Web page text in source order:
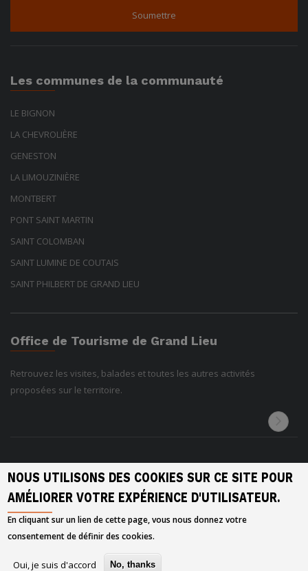
Les communes de la communauté
LE BIGNON
LA CHEVROLIÈRE
GENESTON
LA LIMOUZINIÈRE
MONTBERT
PONT SAINT MARTIN
SAINT COLOMBAN
SAINT LUMINE DE COUTAIS
SAINT PHILBERT DE GRAND LIEU
Office de Tourisme de Grand Lieu
Retrouvez les visites, balades et toutes les autres activités
proposées sur le territoire.
Inaccessible
2026 © Grand Lieu Communauté
NOUS UTILISONS DES COOKIES SUR CE SITE POUR
AMÉLIORER VOTRE EXPÉRIENCE D'UTILISATEUR.
En cliquant sur un lien de cette page, vous nous donnez votre
consentement de définir des cookies.
Oui, je suis d'accord No, thanks